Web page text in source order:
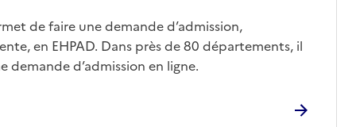
de faire une demande d’admission,
en EHPAD. Dans près de 80 départements, il
demande d’admission en ligne.